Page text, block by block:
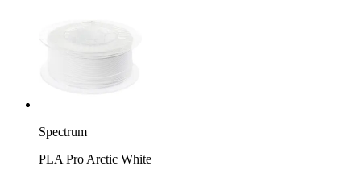
Spectrum
PLA Pro Arctic White